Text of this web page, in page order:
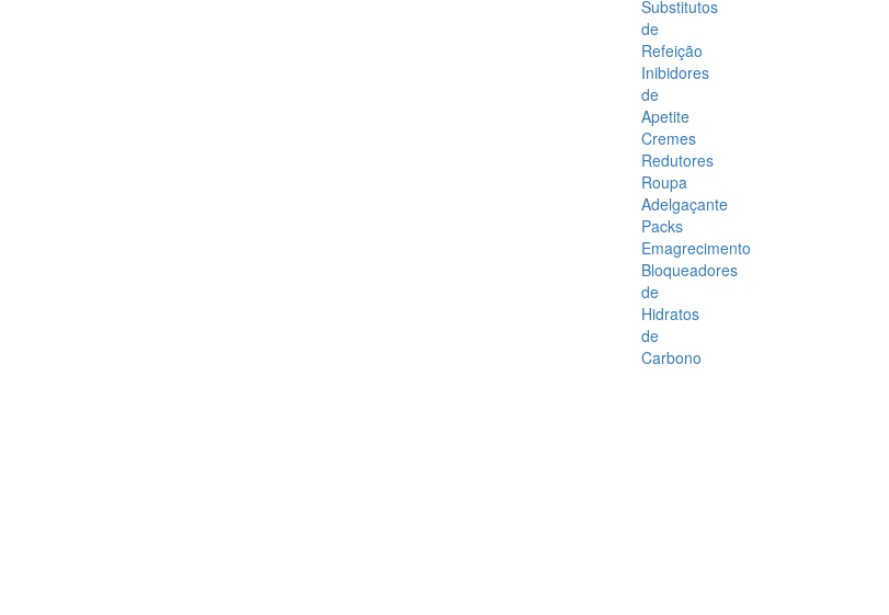
Substitutos
de
Refeição
Inibidores
de
Apetite
Cremes
Redutores
Roupa
Adelgaçante
Packs
Emagrecimento
Bloqueadores
de
Hidratos
de
Carbono